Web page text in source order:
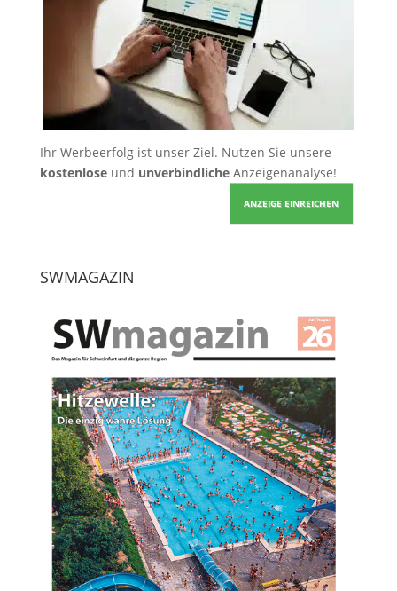
Ihr Werbeerfolg ist unser Ziel. Nutzen Sie unsere
kostenloseund unverbindlicheAnzeigenanalyse!
ANZEIGE EINREICHEN
SWMAGAZIN